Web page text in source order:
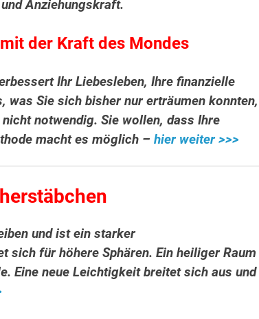
Anziehungskraft.
der Kraft des Mondes
Ihr Liebesleben, Ihre finanzielle
Sie sich bisher nur erträumen konnten,
notwendig. Sie wollen, dass Ihre
macht es möglich – hier weiter >>>
und ist ein starker
sich für höhere Sphären. Ein heiliger Raum
Eine neue Leichtigkeit breitet sich aus und